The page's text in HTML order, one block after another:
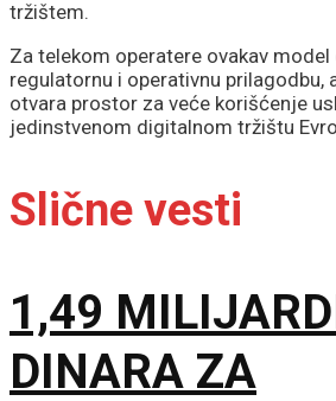
tržištem.
Za telekom operatere ovakav
regulatornu i operativnu prilagodbu,
otvara prostor za veće korišćenje
jedinstvenom digitalnom tržištu
Slične vesti
1,49
DINARA ZA